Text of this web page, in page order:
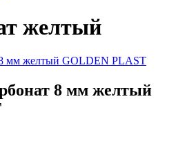
желтый
8 мм желтый